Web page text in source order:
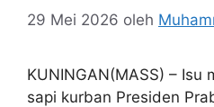
29 Mei 2026 oleh
KUNINGAN(MASS) – Isu
sapi kurban Presiden